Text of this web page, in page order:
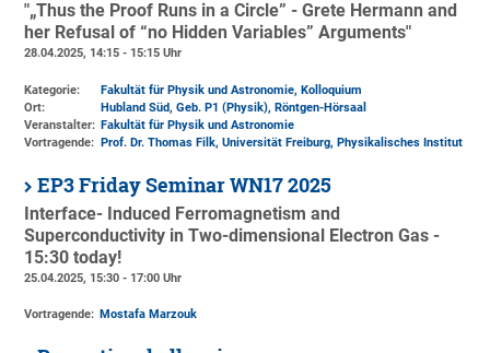
"„Thus the Proof Runs in a Circle” - Grete Hermann and
her Refusal of “no Hidden Variables” Arguments"
28.04.2025, 14:15 - 15:15 Uhr
Kategorie:
Fakultät für Physik und Astronomie, Kolloquium
Ort:
Hubland Süd, Geb. P1 (Physik), Röntgen-Hörsaal
Veranstalter: Fakultät für Physik und Astronomie
Vortragende: Prof. Dr. Thomas Filk, Universität Freiburg, Physikalisches Institut
EP3 Friday Seminar WN17 2025
Interface- Induced Ferromagnetism and
Superconductivity in Two-dimensional Electron Gas -
15:30 today!
25.04.2025, 15:30 - 17:00 Uhr
Vortragende: Mostafa Marzouk